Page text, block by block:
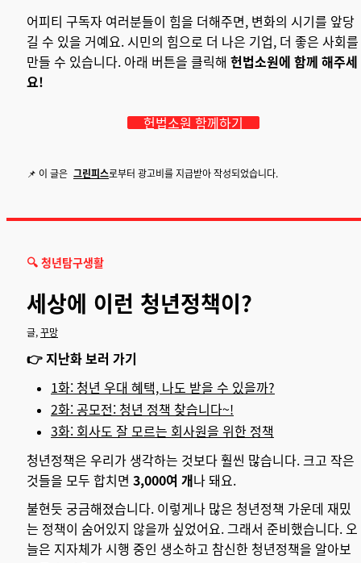
어피티 구독자 여러분들이 힘을 더해주면, 변화의 시기를 앞당
길 수 있을 거예요. 시민의 힘으로 더 나은 기업, 더 좋은 사회를
만들 수 있습니다. 아래 버튼을 클릭해 헌법소원에 함께 해주세
요!
헌법소원 함께하기
📌 이 글은 그린피스로부터 광고비를 지급받아 작성되었습니다.
🔍 청년탐구생활
세상에 이런 청년정책이?
글,꾸망
👉 지난화 보러 가기
1화: 청년 우대 혜택, 나도 받을 수 있을까?
2화: 공모전: 청년 정책 찾습니다~!
3화: 회사도 잘 모르는 회사원을 위한 정책
청년정책은 우리가 생각하는 것보다 훨씬 많습니다. 크고 작은
것들을 모두 합치면 3,000여 개나 돼요.
불현듯 궁금해졌습니다. 이렇게나 많은 청년정책 가운데 재밌
는 정책이 숨어있지 않을까 싶었어요. 그래서 준비했습니다. 오
늘은 지자체가 시행 중인 생소하고 참신한 청년정책을 알아보